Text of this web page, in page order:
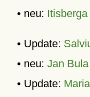
• neu:
• Update:
• neu: Jan
• Update: